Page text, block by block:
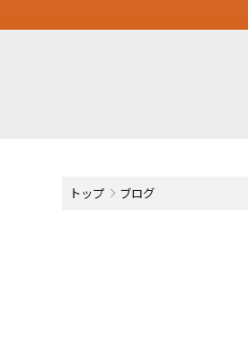
トップ ブログ